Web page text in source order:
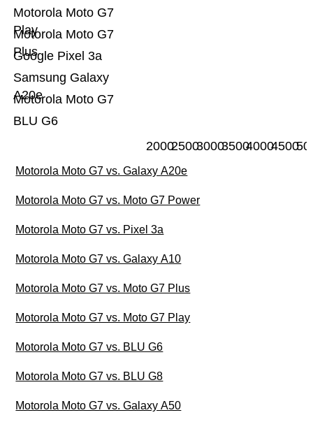
BLU G6
Motorola Moto G7
Samsung Galaxy
A20e
Google Pixel 3a
Motorola Moto G7
Plus
Motorola Moto G7
Play
200025003000350040004500
Motorola Moto G7 vs. Galaxy A20e
Motorola Moto G7 vs. Moto G7 Power
Motorola Moto G7 vs. Pixel 3a
Motorola Moto G7 vs. Galaxy A10
Motorola Moto G7 vs. Moto G7 Plus
Motorola Moto G7 vs. Moto G7 Play
Motorola Moto G7 vs. BLU G6
Motorola Moto G7 vs. BLU G8
Motorola Moto G7 vs. Galaxy A50